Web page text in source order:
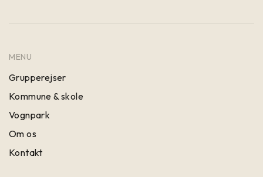
MENU
Grupperejser
Kommune & skole
Vognpark
Om os
Kontakt